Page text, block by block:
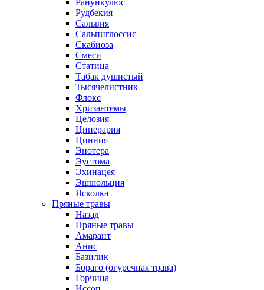
Ранункулюс
Рудбекия
Сальвия
Сальпиглоссис
Скабиоза
Смеси
Статица
Табак душистый
Тысячелистник
Флокс
Хризантемы
Целозия
Цинерария
Цинния
Энотера
Эустома
Эхинацея
Эшшольция
Ясколка
Пряные травы
Назад
Пряные травы
Амарант
Анис
Базилик
Бораго (огуречная трава)
Горчица